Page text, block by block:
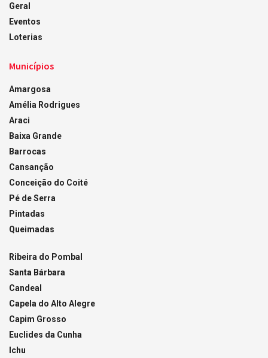
Geral
Eventos
Loterias
Municípios
Amargosa
Amélia Rodrigues
Araci
Baixa Grande
Barrocas
Cansanção
Conceição do Coité
Pé de Serra
Pintadas
Queimadas
Ribeira do Pombal
Santa Bárbara
Candeal
Capela do Alto Alegre
Capim Grosso
Euclides da Cunha
Ichu